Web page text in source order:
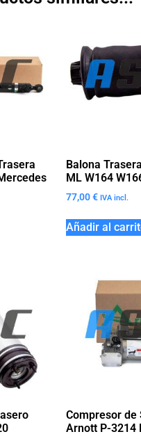
Balona
ML W164
77,00€ IVA incl.
Añadir al
Compresor de
Arnott P-3214